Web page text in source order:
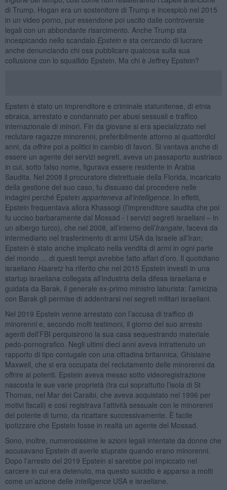
di Trump. Hogan era un sostenitore di Trump e incespicò nel 2015
in un video porno, pur essendone poi uscito dalle controversie
legali con un abbondante risarcimento. Anche Trump sta
incespicando nello scandalo Epstein e sta cercando di lucrare
anche denunciando chi osa pubblicare qualcosa sulla sua
collusione con lo squallido Epstein. Ma chi è Jeffrey Epstein?
Epstein è stato un imprenditore e criminale statunitense, di etnia
ebraica, arrestato e condannato per abusi sessuali e traffico
internazionale di minori. Fin da giovane si era specializzato nel
reclutare ragazze minorenni, preferibilmente attorno ai quattordici
anni, da offrire poi a politici in cambio di favori. Si vantava anche di
essere un agente dei servizi segreti, aveva un passaporto austriaco
in cui, sotto falso nome, figurava essere residente in Arabia
Saudita. Nel 2008 il procuratore distrettuale della Florida, incaricato
della gestione del suo caso, fu dissuaso dal procedere nelle
indagini perché Epstein apparteneva all’intelligence . In effetti,
Epstein frequentava allora Khassogi (l’imprenditore saudita che poi
fu ucciso barbaramente dal Mossad - i servizi segreti israeliani – in
un albergo turco), che nel 2008, all’interno dell’Irangate , faceva da
intermediario nel trasferimento di armi USA da Israele all’Iran;
Epstein è stato anche implicato nella vendita di armi in ogni parte
del mondo ... di questi tempi avrebbe fatto affari d’oro. Il quotidiano
israeliano Haaretzha riferito che nel 2015 Epstein investì in una
startup israeliana collegata all’industria della difesa israeliana e
guidata da Barak, il generale ex-primo ministro laburista: l’amicizia
con Barak gli permise di addentrarsi nei segreti militari israeliani.
Nel 2019 Epstein venne arrestato con l’accusa di traffico di
minorenni e, secondo molti testimoni, il giorno del suo arresto
agenti dell’FBI perquisirono la sua casa sequestrando materiale
pedo-pornografico. Negli ultimi dieci anni aveva intrattenuto un
rapporto di tipo coniugale con una cittadina britannica, Ghislaine
Maxwell, che si era occupata del reclutamento delle minorenni da
offrire ai potenti. Epstein aveva messo sotto videoregistrazione
nascosta le sue varie proprietà (tra cui soprattutto l’isola di St
Thomas, nel Mar dei Caraibi, che aveva acquistato nel 1996 per
motivi fiscali) e così registrava l’attività sessuale con le minorenni
del potente di turno, da ricattare successivamente. È facile
ipotizzare che Epstein fosse in realtà un agente del Mossad.
Sono, inoltre, numerosissime le azioni legali intentate da donne che
accusavano Epstein di averle stuprate quando erano minorenni.
Dopo l’arresto del 2019 Epstein si sarebbe poi impiccato nel
carcere in cui era detenuto, ma questo suicidio è apparso a molti
come un’azione delle intelligence USA e israeliane.